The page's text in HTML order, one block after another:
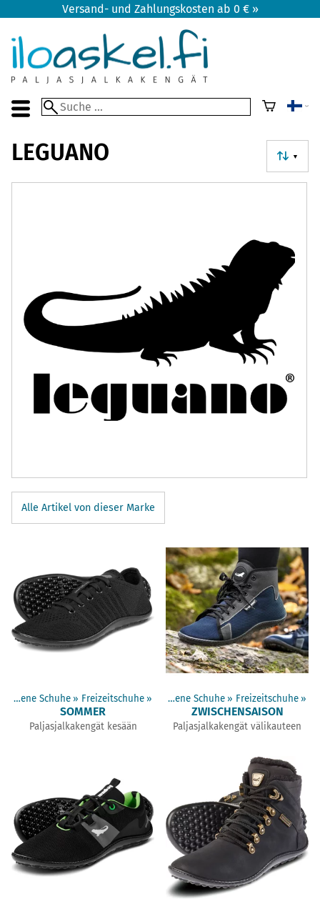
Versand- und Zahlungskosten ab 0 € »
▼
LEGUANO
Alle Artikel von dieser Marke
Erwachsene Schuhe ‪» Freizeitschuhe ‪»
SOMMER
Paljasjalkakengät kesään
Artikel ‪»Barfußschuhe‪» Erwachsene Schuhe ‪» Freizeitschuhe ‪»
ZWISCHENSAISON
Paljasjalkakengät välikauteen